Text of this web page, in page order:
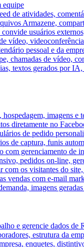
equipe
de atividades,
Armazene,
usuários
vídeo,
pessoal e da
chamadas de vídeo,
textos gerados por
imagens e
diretamente no
de pedido
de captura, funis
gerenciamento de
pedidos on-line,
os visitantes do
vendas com e-mail
imagens
e gerencie dados de
estrutura da
enquetes,